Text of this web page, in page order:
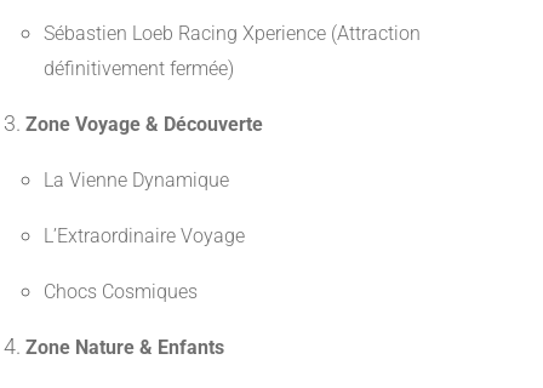
Sébastien Loeb Racing Xperience (Attraction
définitivement fermée)
Zone Voyage & Découverte
La Vienne Dynamique
L’Extraordinaire Voyage
Chocs Cosmiques
Zone Nature & Enfants